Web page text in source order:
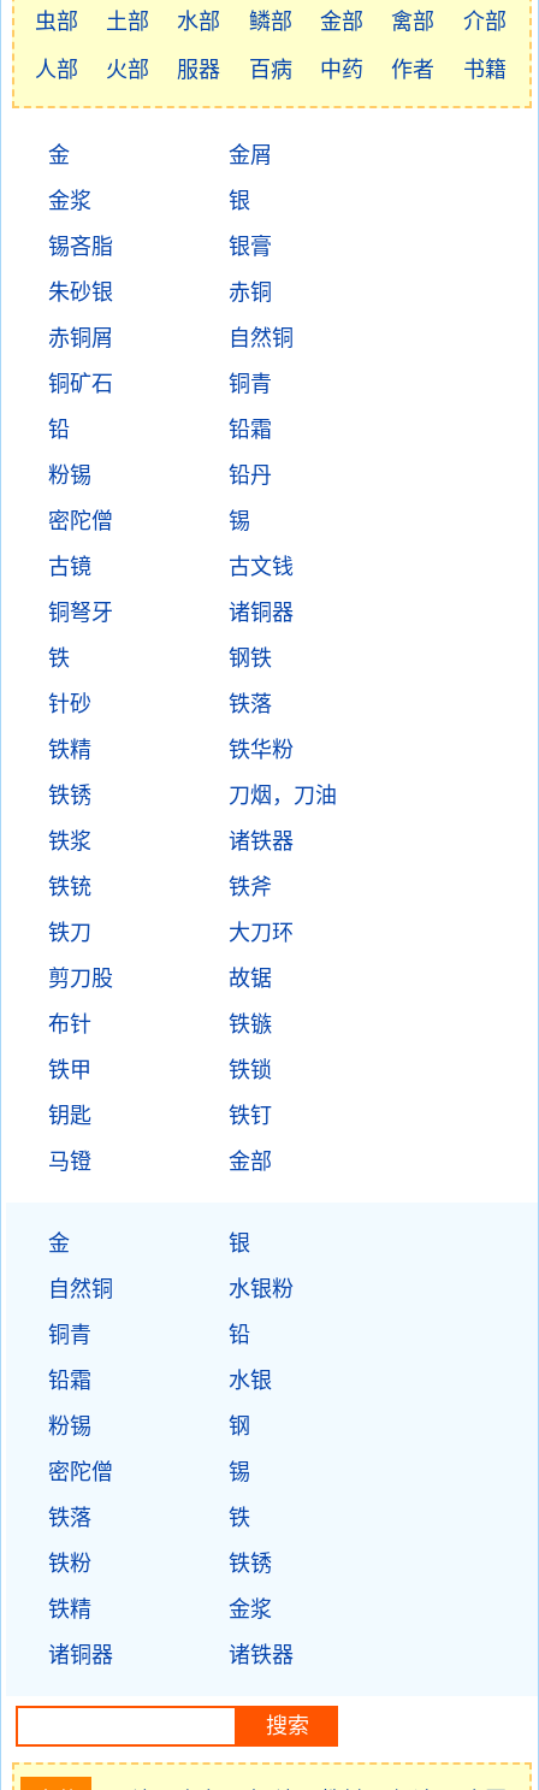
虫部
土部 水部 鳞部 金部 禽部
介部
人部
火部 服器 百病 中药 作者 书籍
金
金屑
金浆
银
锡吝脂
银膏
朱砂银
赤铜
赤铜屑
自然铜
铜矿石
铜青
铅
铅霜
粉锡
铅丹
密陀僧
锡
古镜
古文钱
铜弩牙
诸铜器
铁
钢铁
针砂
铁落
铁精
铁华粉
铁锈
刀烟，刀油
铁浆
诸铁器
铁铳
铁斧
铁刀
大刀环
剪刀股
故锯
布针
铁镞
铁甲
铁锁
钥匙
铁钉
马镫
金部
金
银
自然铜
水银粉
铜青
铅
铅霜
水银
粉锡
钢
密陀僧
锡
铁落
铁
铁粉
铁锈
铁精
金浆
诸铜器
诸铁器